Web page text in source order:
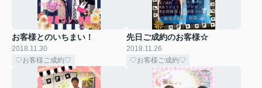
お客様とのいちまい！
2018.11.30
♡お客様ご成約♡
先日ご成約のお客様☆
2018.11.26
♡お客様ご成約♡